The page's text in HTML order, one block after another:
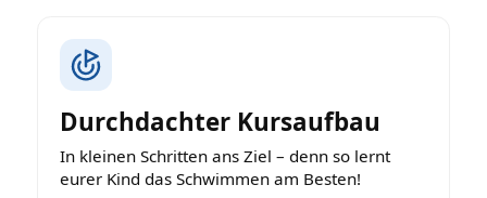
Durchdachter Kursaufbau
In kleinen Schritten ans Ziel – denn so lernt
eurer Kind das Schwimmen am Besten!